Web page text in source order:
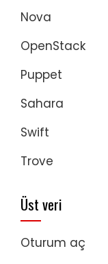
Nova
OpenStack
Puppet
Sahara
Swift
Trove
Üst veri
Oturum aç